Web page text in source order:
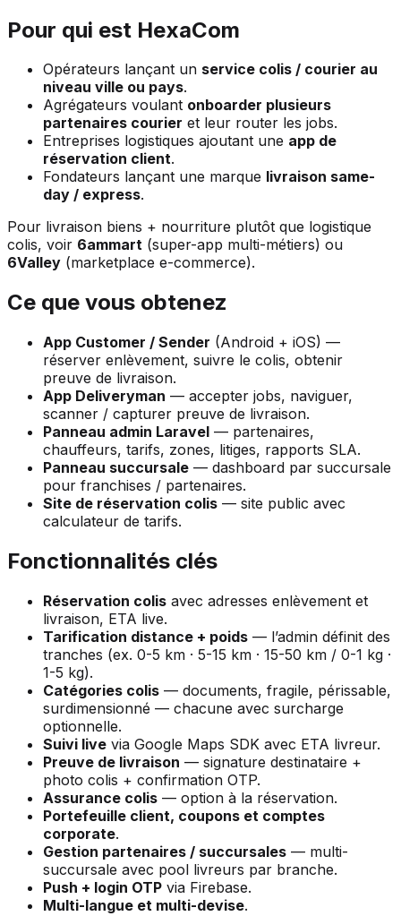
Pour qui est HexaCom
Opérateurs lançant un service colis / courier au
niveau ville ou pays.
Agrégateurs voulant onboarder plusieurs
partenaires courier et leur router les jobs.
Entreprises logistiques ajoutant une app de
réservation client.
Fondateurs lançant une marque livraison same-
day / express.
Pour livraison biens + nourriture plutôt que logistique
colis, voir 6ammart (super-app multi-métiers) ou
6Valley (marketplace e-commerce).
Ce que vous obtenez
App Customer / Sender (Android + iOS) —
réserver enlèvement, suivre le colis, obtenir
preuve de livraison.
App Deliveryman — accepter jobs, naviguer,
scanner / capturer preuve de livraison.
Panneau admin Laravel — partenaires,
chauffeurs, tarifs, zones, litiges, rapports SLA.
Panneau succursale — dashboard par succursale
pour franchises / partenaires.
Site de réservation colis — site public avec
calculateur de tarifs.
Fonctionnalités clés
Réservation colis avec adresses enlèvement et
livraison, ETA live.
Tarification distance + poids — l’admin définit des
tranches (ex. 0-5 km · 5-15 km · 15-50 km / 0-1 kg ·
1-5 kg).
Catégories colis — documents, fragile, périssable,
surdimensionné — chacune avec surcharge
optionnelle.
Suivi live via Google Maps SDK avec ETA livreur.
Preuve de livraison — signature destinataire +
photo colis + confirmation OTP.
Assurance colis — option à la réservation.
Portefeuille client, coupons et comptes
corporate.
Gestion partenaires / succursales — multi-
succursale avec pool livreurs par branche.
Push + login OTP via Firebase.
Multi-langue et multi-devise.